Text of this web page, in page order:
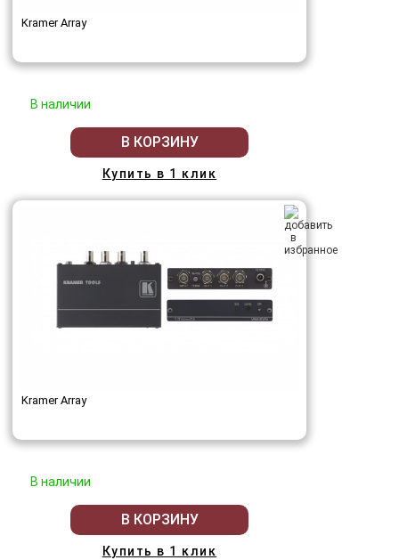
Kramer Array
В наличии
В КОРЗИНУ
Купить в 1 клик
Kramer Array
В наличии
В КОРЗИНУ
Купить в 1 клик